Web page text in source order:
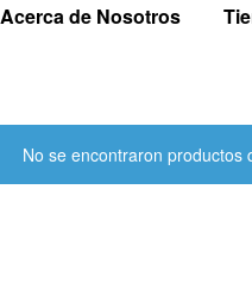
Acerca de Nosotros
No se encontraron productos